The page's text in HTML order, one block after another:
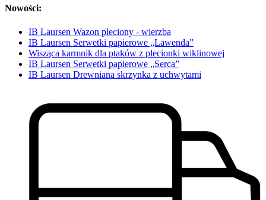
Nowości:
IB Laursen Wazon pleciony - wierzba
IB Laursen Serwetki papierowe „Lawenda”
Wisząca karmnik dla ptaków z plecionki wiklinowej
IB Laursen Serwetki papierowe „Serca”
IB Laursen Drewniana skrzynka z uchwytami